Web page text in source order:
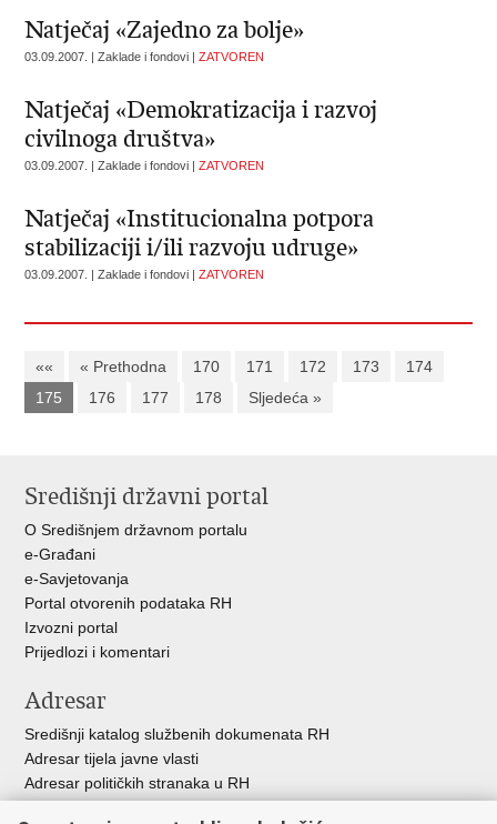
Natječaj «Zajedno za bolje»
03.09.2007. | Zaklade i fondovi |ZATVOREN
Natječaj «Demokratizacija i razvoj
civilnoga društva»
03.09.2007. | Zaklade i fondovi |ZATVOREN
Natječaj «Institucionalna potpora
stabilizaciji i/ili razvoju udruge»
03.09.2007. | Zaklade i fondovi |ZATVOREN
«« « Prethodna 170 171 172 173
174
175
176 177 178 Sljedeća »
Središnji državni portal
O Središnjem državnom portalu
e-Građani
e-Savjetovanja
Portal otvorenih podataka RH
Izvozni portal
Prijedlozi i komentari
Adresar
Središnji katalog službenih dokumenata RH
Adresar tijela javne vlasti
Adresar političkih stranaka u RH